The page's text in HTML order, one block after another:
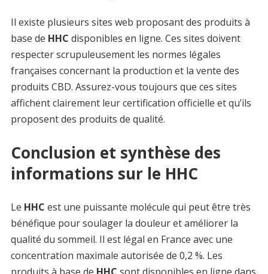
Il existe plusieurs sites web proposant des produits à
base de HHC disponibles en ligne. Ces sites doivent
respecter scrupuleusement les normes légales
françaises concernant la production et la vente des
produits CBD. Assurez-vous toujours que ces sites
affichent clairement leur certification officielle et qu’ils
proposent des produits de qualité.
Conclusion et synthèse des
informations sur le HHC
Le HHC est une puissante molécule qui peut être très
bénéfique pour soulager la douleur et améliorer la
qualité du sommeil. Il est légal en France avec une
concentration maximale autorisée de 0,2 %. Les